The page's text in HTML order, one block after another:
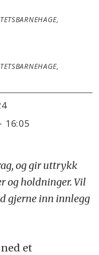
16:05
og gir uttrykk
og holdninger. Vil
gjerne inn innlegg
et